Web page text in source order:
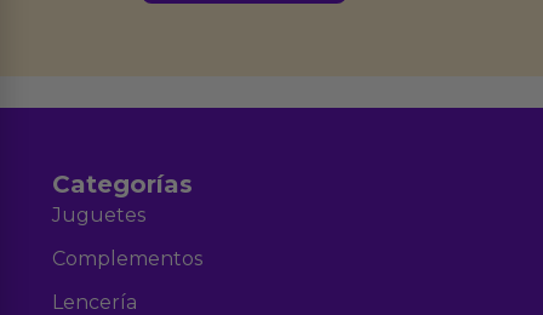
Categorías
Juguetes
Complementos
Lencería